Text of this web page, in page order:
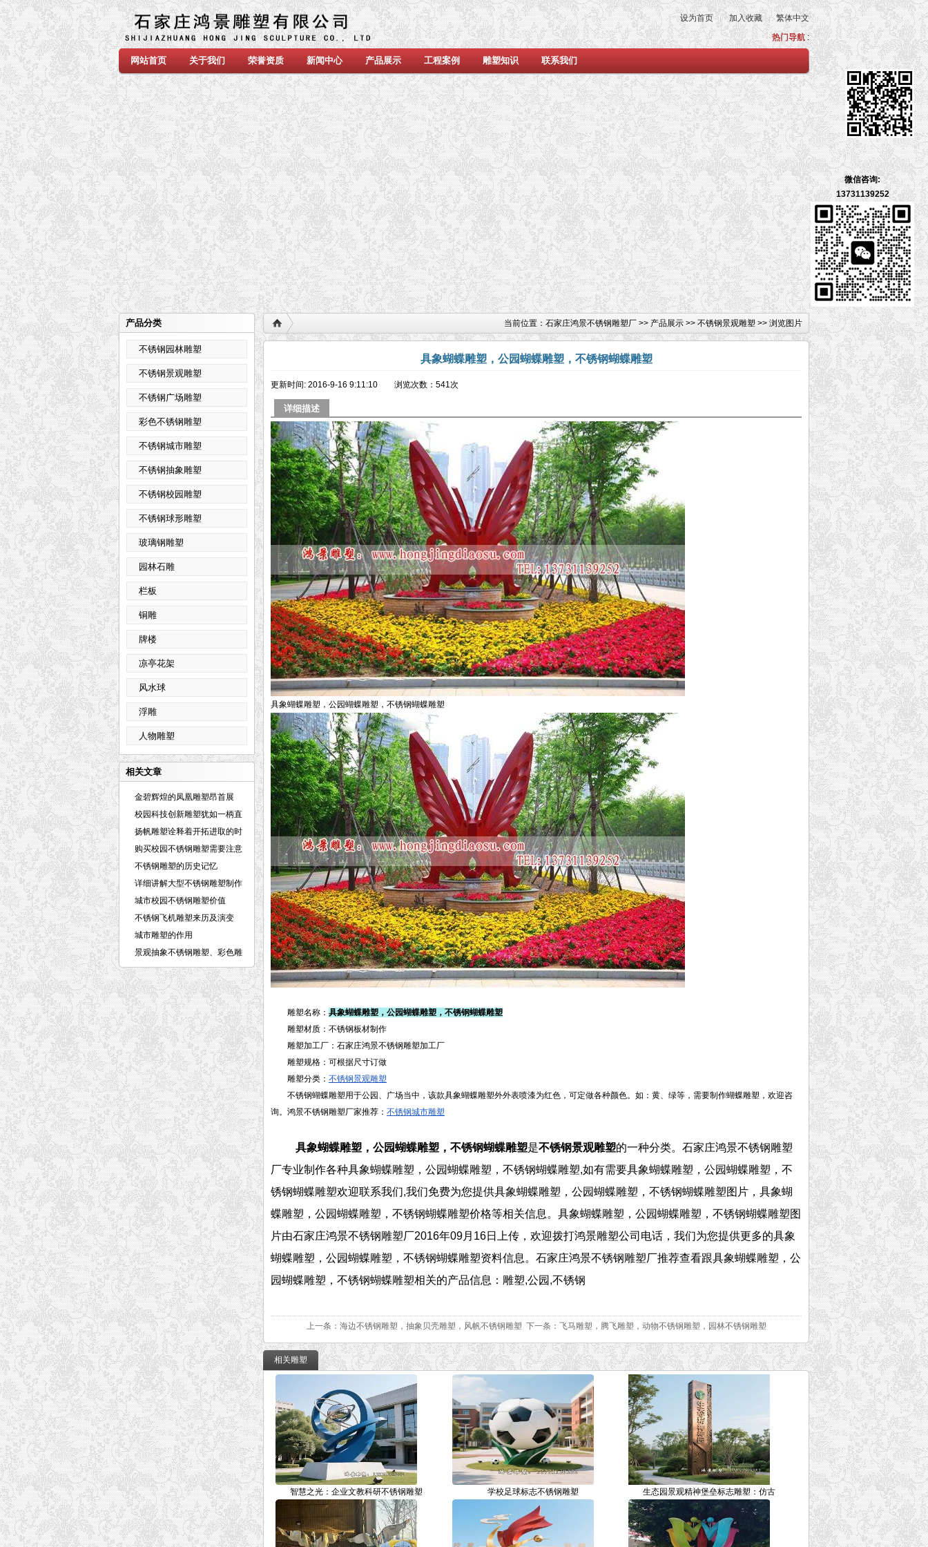
设为首页 加入收藏
繁体中文
热门导航:
网站首页 关于我们 荣誉资质 新闻中心 产品展示 工程案例 雕塑知识 联系我们
当前位置： 石家庄鸿景不锈钢雕塑厂 >> 产品展示 >> 不锈钢景观雕塑 >> 浏览图片
具象蝴蝶雕塑，公园蝴蝶雕塑，不锈钢蝴蝶雕塑
更新时间: 2016-9-16 9:11:10 浏览次数： 541次
详细描述
具象蝴蝶雕塑，公园蝴蝶雕塑，不锈钢蝴蝶雕塑
雕塑名称： 具象蝴蝶雕塑，公园蝴蝶雕塑，不锈钢蝴蝶雕塑
雕塑材质：不锈钢板材制作
雕塑加工厂：石家庄鸿景不锈钢雕塑加工厂
雕塑规格：可根据尺寸订做
雕塑分类： 不锈钢景观雕塑
不锈钢蝴蝶雕塑用于公园、广场当中，该款具象蝴蝶雕塑外外表喷漆为红色，可定做各种颜色。如：黄、绿等，需要制作蝴蝶雕塑，欢迎咨
询。鸿景不锈钢雕塑厂家推荐： 不锈钢城市雕塑
具象蝴蝶雕塑，公园蝴蝶雕塑，不锈钢蝴蝶雕塑是不锈钢景观雕塑的一种分类。石家庄鸿景不锈钢雕塑
厂专业制作各种具象蝴蝶雕塑，公园蝴蝶雕塑，不锈钢蝴蝶雕塑,如有需要具象蝴蝶雕塑，公园蝴蝶雕塑，不
锈钢蝴蝶雕塑欢迎联系我们,我们免费为您提供具象蝴蝶雕塑，公园蝴蝶雕塑，不锈钢蝴蝶雕塑图片，具象蝴
蝶雕塑，公园蝴蝶雕塑，不锈钢蝴蝶雕塑价格等相关信息。具象蝴蝶雕塑，公园蝴蝶雕塑，不锈钢蝴蝶雕塑图
片由石家庄鸿景不锈钢雕塑厂2016年09月16日上传，欢迎拨打鸿景雕塑公司电话，我们为您提供更多的具象
蝴蝶雕塑，公园蝴蝶雕塑，不锈钢蝴蝶雕塑资料信息。石家庄鸿景不锈钢雕塑厂推荐查看跟具象蝴蝶雕塑，公
园蝴蝶雕塑，不锈钢蝴蝶雕塑相关的产品信息：雕塑,公园,不锈钢
上一条： 海边不锈钢雕塑，抽象贝壳雕塑，风帆不锈钢雕塑 下一条： 飞马雕塑，腾飞雕塑，动物不锈钢雕塑，园林不锈钢雕塑
相关雕塑
智慧之光：企业文教科研不锈钢雕塑 学校足球标志不锈钢雕塑 生态园景观精神堡垒标志雕塑：仿古
产品分类
不锈钢园林雕塑
不锈钢景观雕塑
不锈钢广场雕塑
彩色不锈钢雕塑
不锈钢城市雕塑
不锈钢抽象雕塑
不锈钢校园雕塑
不锈钢球形雕塑
玻璃钢雕塑
园林石雕
栏板
铜雕
牌楼
凉亭花架
风水球
浮雕
人物雕塑
相关文章
金碧辉煌的凤凰雕塑昂首展
翅，以完
校园科技创新雕塑犹如一柄直
指苍
扬帆雕塑诠释着开拓进取的时
代精
购买校园不锈钢雕塑需要注意
哪些
不锈钢雕塑的历史记忆
详细讲解大型不锈钢雕塑制作
施工
城市校园不锈钢雕塑价值
不锈钢飞机雕塑来历及演变
城市雕塑的作用
景观抽象不锈钢雕塑、彩色雕
塑介
微信咨询:
13731139252